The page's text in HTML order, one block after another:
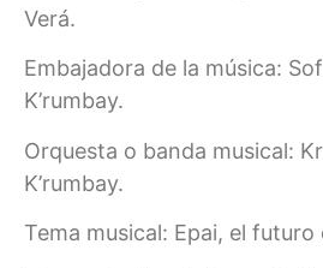
Verá.
Embajadora de la música:
K’rumbay.
Orquesta o banda musical:
K’rumbay.
Tema musical: Epai, el futuro